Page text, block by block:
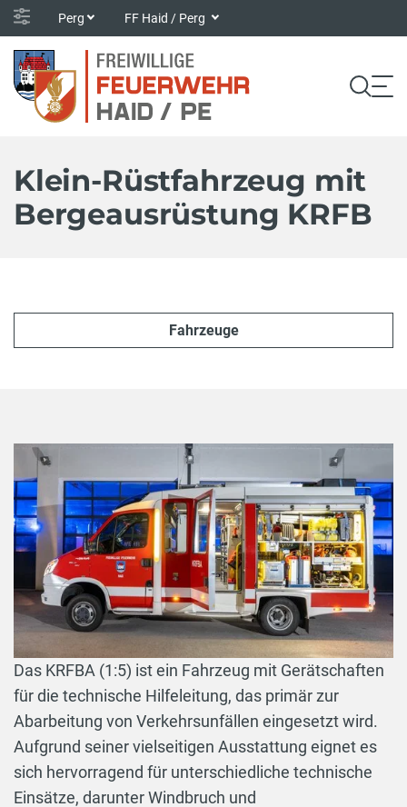
Perg FF Haid / Perg
Klein-Rüstfahrzeug mit
Bergeausrüstung KRFB
Fahrzeuge
Das KRFBA (1:5) ist ein Fahrzeug mit Gerätschaften
für die technische Hilfeleitung, das primär zur
Abarbeitung von Verkehrsunfällen eingesetzt wird.
Aufgrund seiner vielseitigen Ausstattung eignet es
sich hervorragend für unterschiedliche technische
Einsätze, darunter Windbruch und